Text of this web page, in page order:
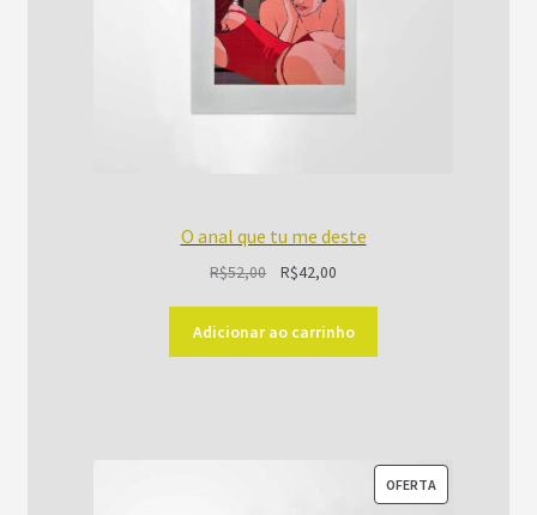
O anal que tu me deste
R$52,00
original
era:
R$42,00O
atual
é:
Adicionar ao carrinho
OFERTAPRODUTO